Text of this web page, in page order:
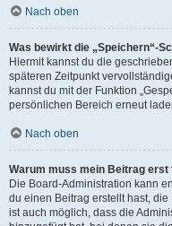
Nach oben
Was bewirkt die „Speichern“-
Hiermit kannst du die
späteren Zeitpunkt
kannst du mit der Funktion
persönlichen Bereich erneut
Nach oben
Warum muss mein Beitrag erst
Die Board-Administration kann
du einen Beitrag erstellt hast,
ist auch möglich, dass die